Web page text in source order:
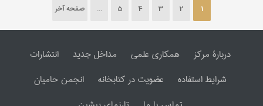
1
2
3
4
5
... صفحه آخر
دربارۀ مرکز همکاری علمی مداخل جدید
انتشارات
شرایط استفاده
عضویت در کتابخانه
انجمن حامیان